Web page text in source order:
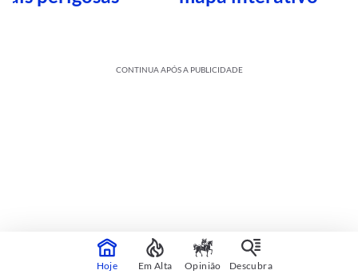
CONTINUA APÓS A PUBLICIDADE
Hoje Em Alta Opinião Descubra